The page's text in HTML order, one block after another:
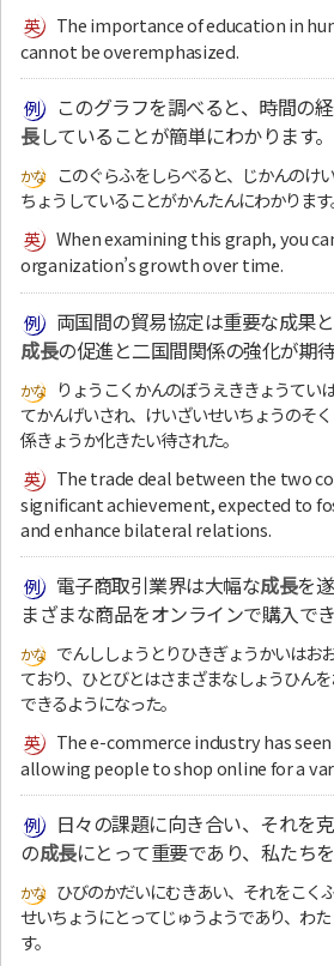
The importance of education in
cannot be overemphasized.
このグラフを調べると、時間の
長していることが簡単にわかります。
このぐらふをしらべると、じかんのけ
ちょうしていることがかんたんにわかります
When examining this graph, you
organization’s growth over time.
両国間の貿易協定は重要な成果
成長の促進と二国間関係の強化が期待
りょうこくかんのぼうえききょうてい
てかんげいされ、けいざいせいちょうのそ
係きょうか化きたい待された。
The trade deal between the two
significant achievement, expected to
and enhance bilateral relations.
電子商取引業界は大幅な成長を
まざまな商品をオンラインで購入で
でんししょうとりひきぎょうかいはお
ており、ひとびとはさまざまなしょうひん
できるようになった。
The e-commerce industry has
allowing people to shop online for a
日々の課題に向き合い、それを
の成長にとって重要であり、私たち
ひびのかだいにむきあい、それをこく
せいちょうにとってじゅうようであり、わ
す。